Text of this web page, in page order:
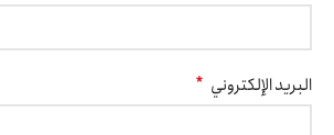
البريد الإلكتروني *